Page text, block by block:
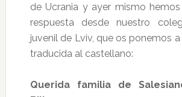
de Ucrania y ayer mismo
respuesta desde nuestro
juvenil de Lviv, que os ponemos
traducida al castellano:
Querida familia de